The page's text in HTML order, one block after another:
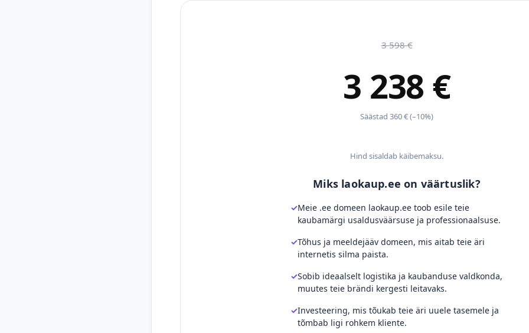
3 598 €
3 238 €
Säästad 360 € (–10%)
Hind sisaldab käibemaksu.
Miks laokaup.ee on väärtuslik?
Meie .ee domeen laokaup.ee toob esile teie
kaubamärgi usaldusväärsuse ja professionaalsuse.
Tõhus ja meeldejääv domeen, mis aitab teie äri
internetis silma paista.
Sobib ideaalselt logistika ja kaubanduse valdkonda,
muutes teie brändi kergesti leitavaks.
Investeering, mis tõukab teie äri uuele tasemele ja
tõmbab ligi rohkem kliente.